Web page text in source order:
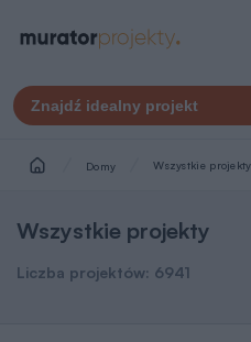
Znajdź idealny projekt
Domy Wszystkie
Wszystkie projekty
Liczba projektów: 6941